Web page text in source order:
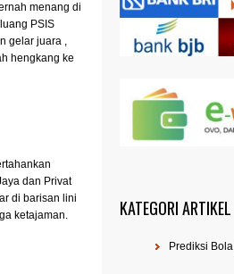
menang di
PSIS
gelar juara ,
hengkang ke
dan Privat
di barisan lini
ketajaman.
KATEGORI ARTIKEL
Prediksi Bola